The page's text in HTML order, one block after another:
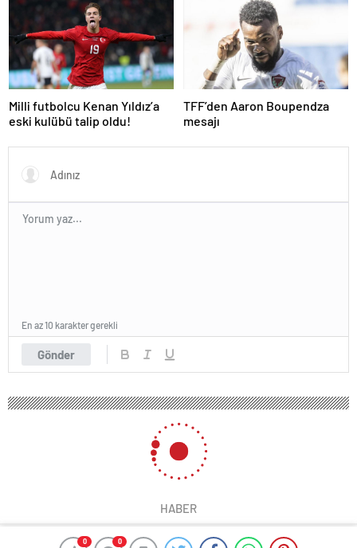
0 0
Real Madrid Arsenal Maçı Ne
Zaman, Saat Kaçta? İşte Maç
Kadrosu
Süper Lig’in eski gol kralı
hayatını kaybetti!
Milli futbolcu Kenan Yıldız’a
eski kulübü talip oldu!
TFF’den Aaron Boupendza
mesajı
Gönder
En az 10 karakter gerekli
HABER